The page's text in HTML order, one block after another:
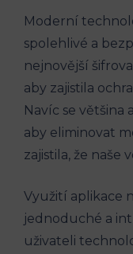
Moderní
spolehlivé a
nejnovější
aby zajistila
Navíc se většina
aby eliminovat
zajistila, že naše
Využití aplikace
jednoduché a
uživateli